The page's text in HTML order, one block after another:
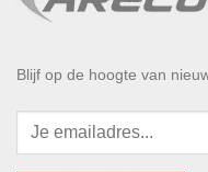
Blijf op de hoogte van